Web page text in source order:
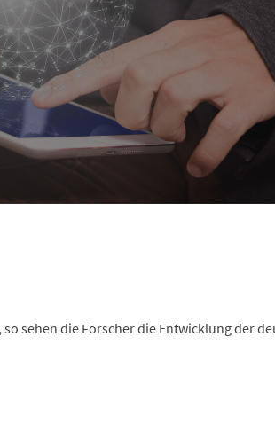
sehen die Forscher die Entwicklung der